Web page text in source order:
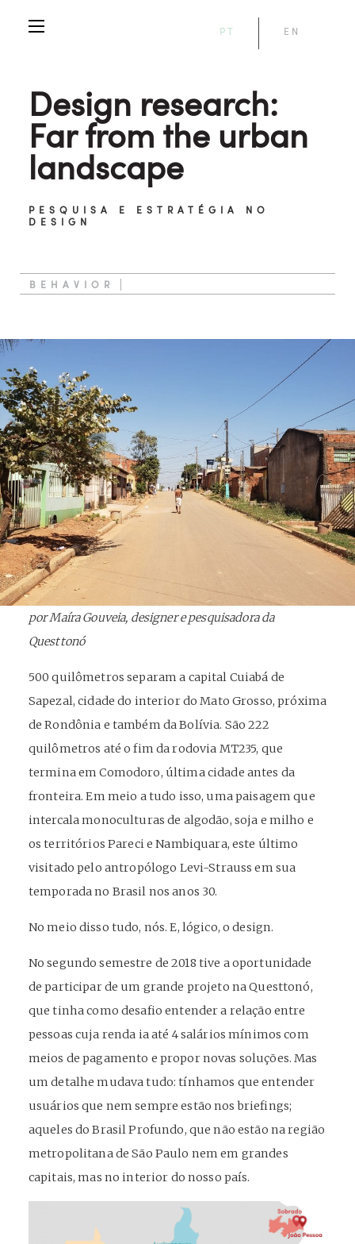
PT EN
Design research:
Far from the urban
landscape
PESQUISA E ESTRATÉGIA NO
DESIGN
BEHAVIOR
por Maíra Gouveia, designer e pesquisadora da
Questtonó
500 quilômetros separam a capital Cuiabá de
Sapezal, cidade do interior do Mato Grosso, próxima
de Rondônia e também da Bolívia. São 222
quilômetros até o fim da rodovia MT235, que
termina em Comodoro, última cidade antes da
fronteira. Em meio a tudo isso, uma paisagem que
intercala monoculturas de algodão, soja e milho e
os territórios Pareci e Nambiquara, este último
visitado pelo antropólogo Levi-Strauss em sua
temporada no Brasil nos anos 30.
No meio disso tudo, nós. E, lógico, o design.
No segundo semestre de 2018 tive a oportunidade
de participar de um grande projeto na Questtonó,
que tinha como desafio entender a relação entre
pessoas cuja renda ia até 4 salários mínimos com
meios de pagamento e propor novas soluções. Mas
um detalhe mudava tudo: tínhamos que entender
usuários que nem sempre estão nos briefings;
aqueles do Brasil Profundo, que não estão na região
metropolitana de São Paulo nem em grandes
capitais, mas no interior do nosso país.